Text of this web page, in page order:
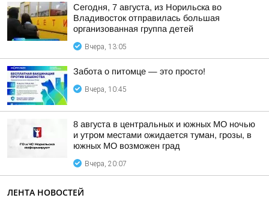
Сегодня, 7 августа, из Норильска во
Владивосток отправилась большая
организованная группа детей
Вчера, 13:05
Забота о питомце — это просто!
Вчера, 10:45
8 августа в центральных и южных МО ночью
и утром местами ожидается туман, грозы, в
южных МО возможен град
Вчера, 20:07
ЛЕНТА НОВОСТЕЙ